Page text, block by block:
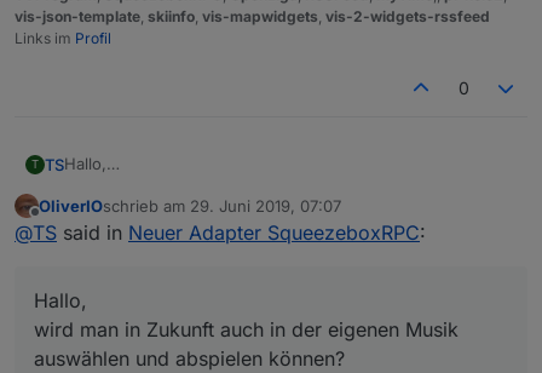
vis-json-template, skiinfo, vis-mapwidgets, vis-2-widgets-rssfeed
Links im Profil
0
T TSHallo,
und abspielen können?
Eine Übersicht der eigenen Musik und das Hinzufügen zur
Bislang steuere ich alles über selbstgebaute Tasker Apps,
was aber extrem schwerfällig läuft, da Tasker nicht wirklich
Offline
OliverIOschrieb am 29. Juni 2019, 07:07
zuletzt editiert von
@TS said in Neuer Adapter SqueezeboxRPC:
Hallo,
wird man in Zukunft auch in der eigenen Musik
auswählen und abspielen können?